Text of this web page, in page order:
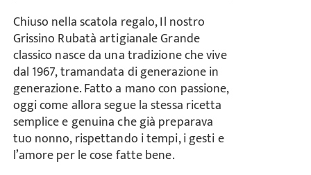
Chiuso nella scatola regalo, Il nostro
Grissino Rubatà artigianale Grande
classico nasce da una tradizione che vive
dal 1967, tramandata di generazione in
generazione. Fatto a mano con passione,
oggi come allora segue la stessa ricetta
semplice e genuina che già preparava
tuo nonno, rispettando i tempi, i gesti e
l’amore per le cose fatte bene.